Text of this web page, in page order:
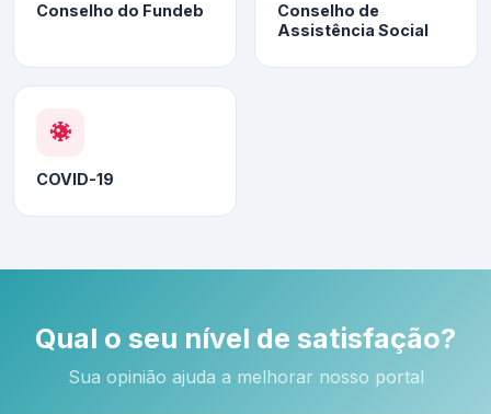
Conselho do Fundeb
Conselho de
Assistência Social
COVID-19
Qual o seu nível de satisfação?
Sua opinião ajuda a melhorar nosso portal